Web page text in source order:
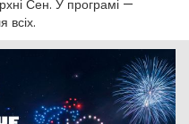
Сен. У програмі —
всіх.